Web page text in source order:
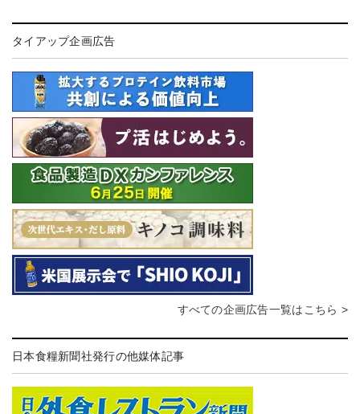
タイアップ企画広告
すべての企画広告一覧はこちら >
日本食糧新聞社発行の他媒体記事